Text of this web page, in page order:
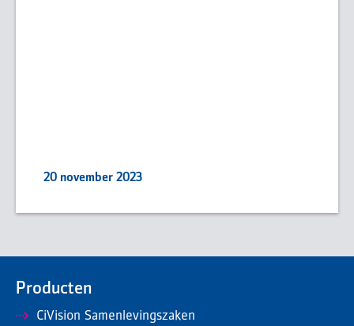
20 november 2023
Producten
CiVision Samenlevingszaken